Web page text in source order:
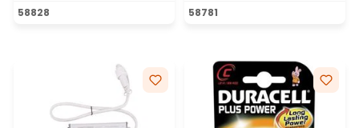
Durchschnittliche Bewertung von 5 von 5 Sternen
58828
58781